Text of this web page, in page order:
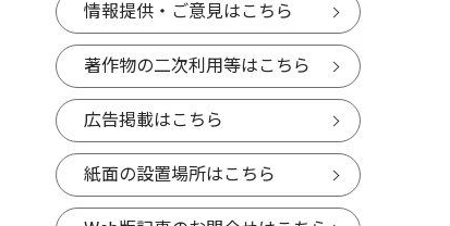
情報提供・ご意見はこちら
著作物の二次利用等はこちら
広告掲載はこちら
紙面の設置場所はこちら